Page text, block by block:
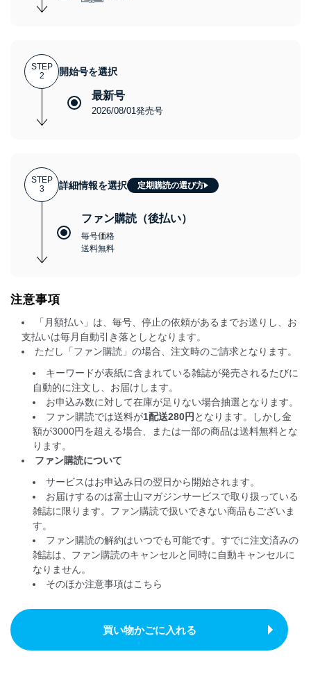
STEP
2
開始号を選択
最新号
2026/08/01発売号
STEP
3
詳細情報を選択 定期購読の選び方
ファン購読（後払い）
毎号価格
送料無料
注意事項
「月額払い」は、毎号、停止の依頼があるまでお送りし、お
支払いは毎月自動引き落としとなります。
ただし「ファン購読」の場合、注文時のご請求となります。
キーワードが表紙に含まれている雑誌が発売されるたびに
自動的に注文し、お届けします。
お申込み数に対して在庫が足りない場合抽選となります。
ファン購読では送料が1配送280円 となります。しかし金
額が3000円を超える場合、または一部の商品は送料無料とな
ります。
ファン購読について
サービスはお申込み日の翌日から開始されます。
お届けするのは富士山マガジンサービスで取り扱っている
雑誌に限ります。ファン購読で扱いできない商品もございま
す。
ファン購読の解約はいつでも可能です。すでに注文済みの
雑誌は、ファン購読のキャンセルと同時に自動キャンセルに
なりません。
そのほか注意事項はこちら
買い物かごに入れる